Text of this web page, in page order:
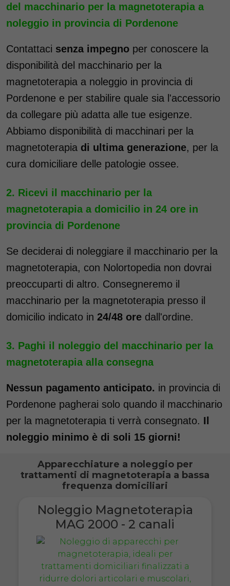
del macchinario per la magnetoterapia a
noleggio in provincia di Pordenone
Contattaci senza impegno per conoscere la
disponibilità del macchinario per la
magnetoterapia a noleggio in provincia di
Pordenone e per stabilire quale sia l'accessorio
da collegare più adatta alle tue esigenze.
Abbiamo disponibilità di macchinari per la
magnetoterapia di ultima generazione, per la
cura domiciliare delle patologie ossee.
Ricevi il macchinario per la
magnetoterapia a domicilio in 24 ore in
provincia di Pordenone
Se deciderai di noleggiare il macchinario per la
magnetoterapia, con Nolortopedia non dovrai
preoccuparti di altro. Consegneremo il
macchinario per la magnetoterapia presso il
domicilio indicato in 24/48 ore dall'ordine.
Paghi il noleggio del macchinario per la
magnetoterapia alla consegna
Nessun pagamento anticipato. in provincia di
Pordenone pagherai solo quando il macchinario
per la magnetoterapia ti verrà consegnato. Il
noleggio minimo è di soli 15 giorni!
Apparecchiature a noleggio per
trattamenti di magnetoterapia a bassa
frequenza domiciliari
Noleggio Magnetoterapia
MAG 2000 - 2 canali